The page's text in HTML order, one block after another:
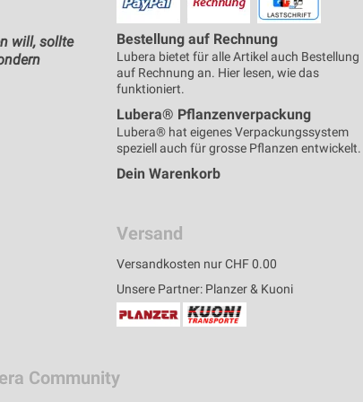
will, sollte
Bestellung auf Rechnung
Lubera bietet für alle Artikel auch Bestellung
auf Rechnung an. Hier lesen, wie das
funktioniert.
Lubera® Pflanzenverpackung
Lubera® hat eigenes Verpackungssystem
speziell auch für grosse Pflanzen entwickelt.
Dein Warenkorb
Versand
Versandkosten nur CHF 0.00
Unsere Partner: Planzer & Kuoni
Community